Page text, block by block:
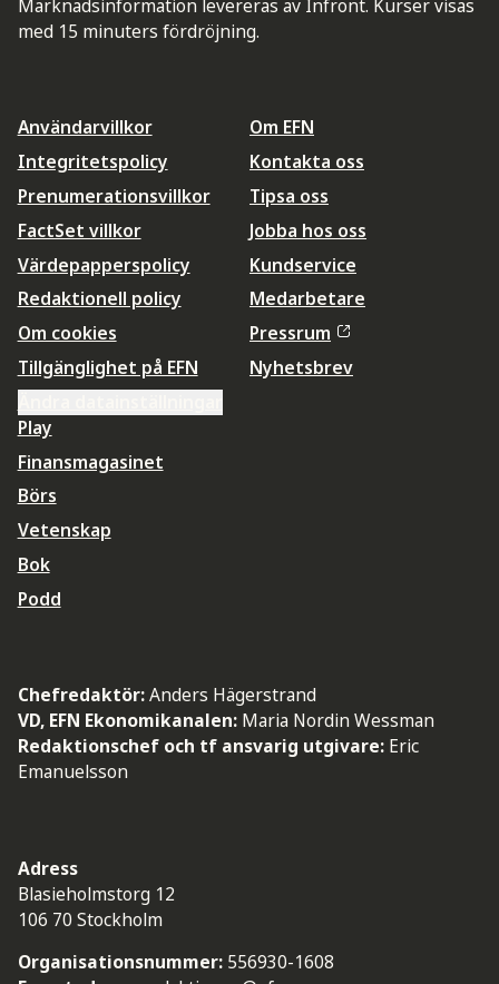
Marknadsinformation levereras av Infront. Kurser visas
med 15 minuters fördröjning.
Användarvillkor
Integritetspolicy
Prenumerationsvillkor
FactSet villkor
Värdepapperspolicy
Redaktionell policy
Om cookies
Tillgänglighet på EFN
Om EFN
Kontakta oss
Tipsa oss
Jobba hos oss
Kundservice
Medarbetare
Pressrum
Nyhetsbrev
Play
Finansmagasinet
Börs
Vetenskap
Bok
Podd
Chefredaktör:Anders Hägerstrand
VD, EFN Ekonomikanalen: Maria Nordin Wessman
Redaktionschef och tf ansvarig utgivare: Eric
Emanuelsson
Adress
Blasieholmstorg 12
106 70 Stockholm
Organisationsnummer: 556930-1608